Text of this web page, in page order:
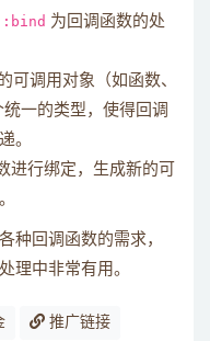
为回调函数的处
可调用对象（如函数、
一的类型，使得回调
。
进行绑定，生成新的可
种回调函数的需求，
理中非常有用。
推广链接